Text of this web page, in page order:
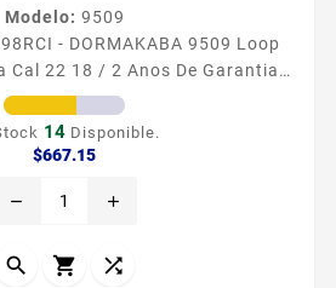
Modelo: 9509
RCI - DORMAKABA 9509 Loop
de Corriente 9509 Montaje en
la bisagra 4conductor calibre
Garantiacutea
14 Disponible.
$667.15Precio
remove add
  